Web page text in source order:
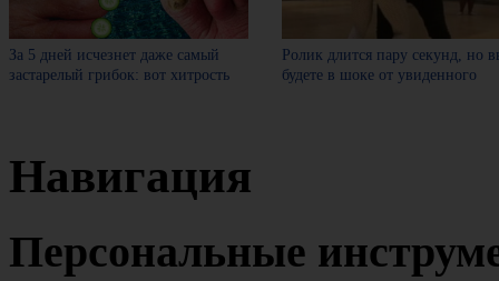
За 5 дней исчезнет даже самый
застарелый грибок: вот хитрость
Ролик длится пару секунд, но
будете в шоке от увиденного
Навигация
Персональные